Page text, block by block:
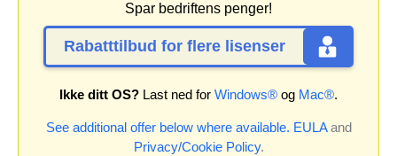
Spar bedriftens penger!
Rabatttilbud for flere lisenser
Ikke ditt OS? Last ned for Windows® og Mac®.
See additional offer below where available. EULAand
Privacy/Cookie Policy.